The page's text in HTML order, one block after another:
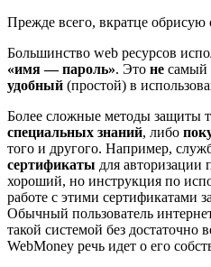
Прежде всего, вкратце
Большинство web ресурсов
«имя — пароль». Это не самый
удобный (простой) в
Более сложные методы защиты
специальных знаний, либо
того и другого. Например,
сертификаты для авторизации
хороший, но инструкция по
работе с этими сертификатами
Обычный пользователь
такой системой без достаточно
WebMoney речь идет о его